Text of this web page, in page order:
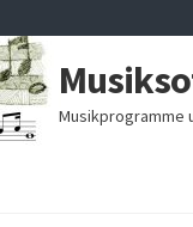
Musikprogramme